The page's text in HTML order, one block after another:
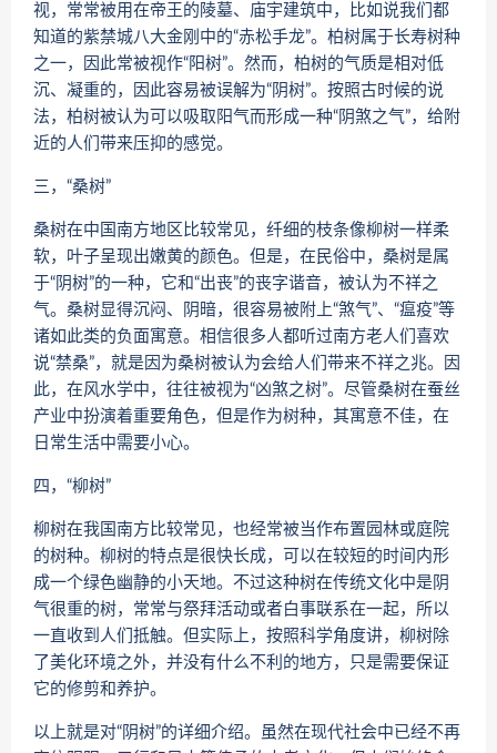
视，常常被用在帝王的陵墓、庙宇建筑中，比如说我们都
知道的紫禁城八大金刚中的“赤松手龙”。柏树属于长寿树种
之一，因此常被视作“阳树”。然而，柏树的气质是相对低
沉、凝重的，因此容易被误解为“阴树”。按照古时候的说
法，柏树被认为可以吸取阳气而形成一种“阴煞之气”，给附
近的人们带来压抑的感觉。
三，“桑树”
桑树在中国南方地区比较常见，纤细的枝条像柳树一样柔
软，叶子呈现出嫩黄的颜色。但是，在民俗中，桑树是属
于“阴树”的一种，它和“出丧”的丧字谐音，被认为不祥之
气。桑树显得沉闷、阴暗，很容易被附上“煞气”、“瘟疫”等
诸如此类的负面寓意。相信很多人都听过南方老人们喜欢
说“禁桑”，就是因为桑树被认为会给人们带来不祥之兆。因
此，在风水学中，往往被视为“凶煞之树”。尽管桑树在蚕丝
产业中扮演着重要角色，但是作为树种，其寓意不佳，在
日常生活中需要小心。
四，“柳树”
柳树在我国南方比较常见，也经常被当作布置园林或庭院
的树种。柳树的特点是很快长成，可以在较短的时间内形
成一个绿色幽静的小天地。不过这种树在传统文化中是阴
气很重的树，常常与祭拜活动或者白事联系在一起，所以
一直收到人们抵触。但实际上，按照科学角度讲，柳树除
了美化环境之外，并没有什么不利的地方，只是需要保证
它的修剪和养护。
以上就是对“阴树”的详细介绍。虽然在现代社会中已经不再